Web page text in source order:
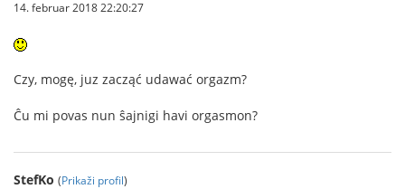
14. februar 2018 22:20:27
Czy, mogę, juz zacząć udawać orgazm?
Ĉu mi povas nun ŝajnigi havi orgasmon?
StefKo (Prikaži profil)